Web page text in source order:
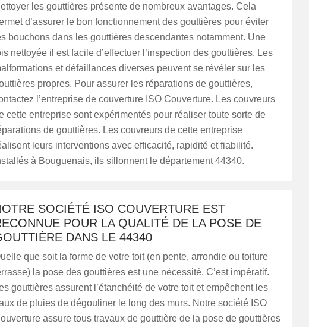
les gouttières présente de nombreux avantages. Cela
d’assurer le bon fonctionnement des gouttières pour éviter
bouchons dans les gouttières descendantes notamment. Une
nettoyée il est facile d’effectuer l’inspection des gouttières. Les
et défaillances diverses peuvent se révéler sur les
propres. Pour assurer les réparations de gouttières,
l’entreprise de couverture ISO Couverture. Les couvreurs
cette entreprise sont expérimentés pour réaliser toute sorte de
de gouttières. Les couvreurs de cette entreprise
leurs interventions avec efficacité, rapidité et fiabilité.
à Bouguenais, ils sillonnent le département 44340.
SOCIÉTÉ ISO COUVERTURE EST
POUR LA QUALITÉ DE LA POSE DE
DANS LE 44340
que soit la forme de votre toit (en pente, arrondie ou toiture
la pose des gouttières est une nécessité. C’est impératif.
gouttières assurent l’étanchéité de votre toit et empêchent les
de pluies de dégouliner le long des murs. Notre société ISO
assure tous travaux de gouttière de la pose de gouttières